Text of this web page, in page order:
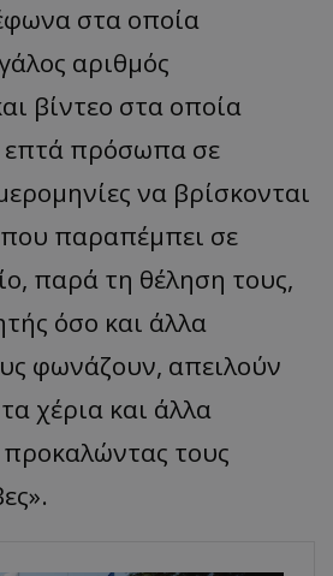
στα οποία
αριθμός
βίντεο στα οποία
επτά πρόσωπα σε
να βρίσκονται
παραπέμπει σε
παρά τη θέληση τους,
όσο και άλλα
φωνάζουν, απειλούν
χέρια και άλλα
προκαλώντας τους